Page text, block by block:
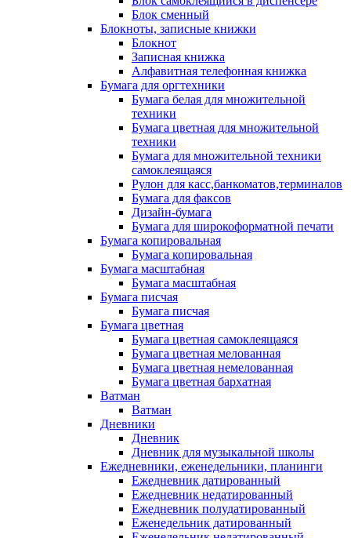
Блок сменный
Блокноты, записные книжки
Блокнот
Записная книжка
Алфавитная телефонная книжка
Бумага для оргтехники
Бумага белая для множительной
техники
Бумага цветная для множительной
техники
Бумага для множительной техники
самоклеящаяся
Рулон для касс,банкоматов,терминалов
Бумага для факсов
Дизайн-бумага
Бумага для широкоформатной печати
Бумага копировальная
Бумага копировальная
Бумага масштабная
Бумага масштабная
Бумага писчая
Бумага писчая
Бумага цветная
Бумага цветная самоклеящаяся
Бумага цветная мелованная
Бумага цветная немелованная
Бумага цветная бархатная
Ватман
Ватман
Дневники
Дневник
Дневник для музыкальной школы
Ежедневники, еженедельники, планинги
Ежедневник датированный
Ежедневник недатированный
Ежедневник полудатированный
Еженедельник датированный